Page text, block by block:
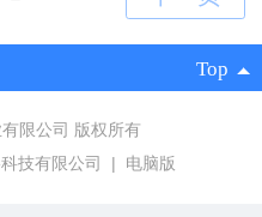
Top
限公司 版权所有
技有限公司 | 电脑版